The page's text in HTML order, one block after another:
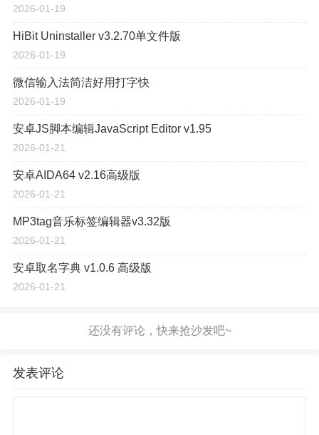
2026-01-19
HiBit Uninstaller v3.2.70单文件版
2026-01-19
微信输入法简洁好用打字快
2026-01-19
安卓JS脚本编辑JavaScript Editor v1.95
2026-01-21
安卓AIDA64 v2.16高级版
2026-01-21
MP3tag音乐标签编辑器v3.32版
2026-01-21
安卓取名字典 v1.0.6 高级版
2026-01-21
发表评论